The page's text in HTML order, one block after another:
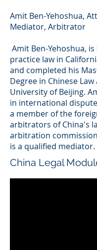
Amit Ben-Yehoshua,
Mediator, Arbitrator
Amit Ben-Yehoshua,
practice law in
and completed his
Degree in Chinese Law
University of Beijing.
in international
a member of the
arbitrators of China's
arbitration commission
is a qualified mediator.
China Legal